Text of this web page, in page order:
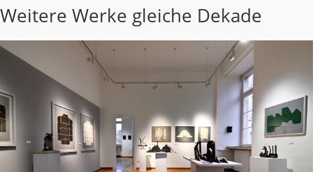
Weitere Werke gleiche Dekade